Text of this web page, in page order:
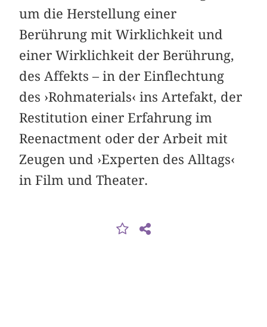
um die Herstellung einer
Berührung mit Wirklichkeit und
einer Wirklichkeit der Berührung,
des Affekts – in der Einflechtung
des ›Rohmaterials‹ ins Artefakt, der
Restitution einer Erfahrung im
Reenactment oder der Arbeit mit
Zeugen und ›Experten des Alltags‹
in Film und Theater.